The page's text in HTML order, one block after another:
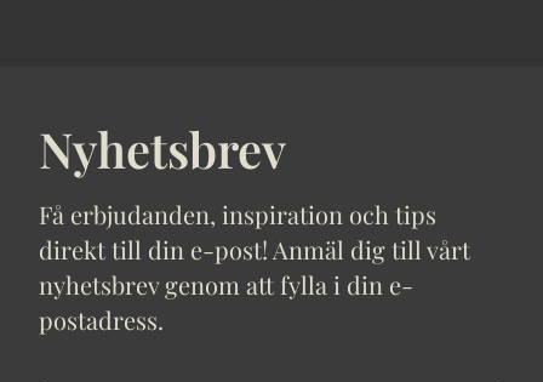
Nyhetsbrev
Få erbjudanden, inspiration och tips
direkt till din e-post! Anmäl dig till vårt
nyhetsbrev genom att fylla i din e-
postadress.